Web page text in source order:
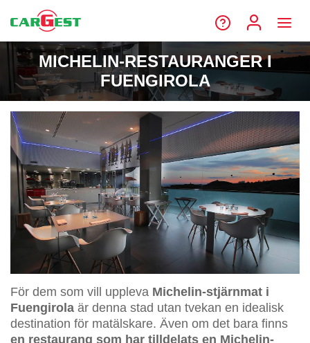
MICHELIN-RESTAURANGER I
FUENGIROLA
För dem som vill uppleva Michelin-stjärnmat i
Fuengirola är denna stad utan tvekan en idealisk
destination för matälskare. Även om det bara finns
en restaurang som har tilldelats en Michelin-